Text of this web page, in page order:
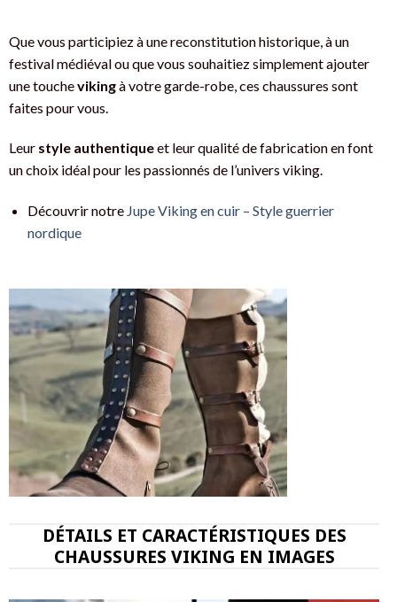
Que vous participiez à une reconstitution historique, à un
festival médiéval ou que vous souhaitiez simplement ajouter
une touchevikingà votre garde-robe, ces chaussures sont
faites pour vous.
Leur style authentiqueet leur qualité de fabrication en font
un choix idéal pour les passionnés de l’univers viking.
Découvrir notre Jupe Viking en cuir – Style guerrier
nordique
DÉTAILS ET CARACTÉRISTIQUES DES
CHAUSSURES VIKING EN IMAGES